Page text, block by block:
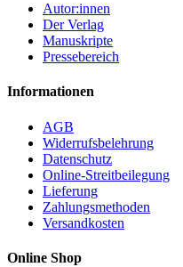
Autor:innen
Der Verlag
Manuskripte
Pressebereich
Informationen
AGB
Widerrufsbelehrung
Datenschutz
Online-Streitbeilegung
Lieferung
Zahlungsmethoden
Versandkosten
Online Shop